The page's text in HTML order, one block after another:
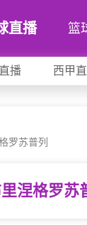
直播 篮
播 西甲
罗苏普列
涅格罗苏